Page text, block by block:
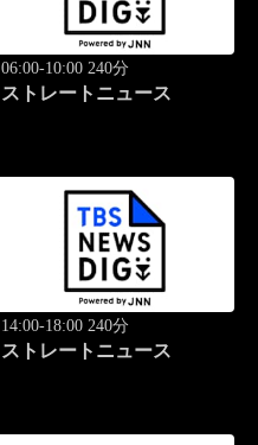
06:00-10:00 240分
ストレートニュース
14:00-18:00 240分
ストレートニュース